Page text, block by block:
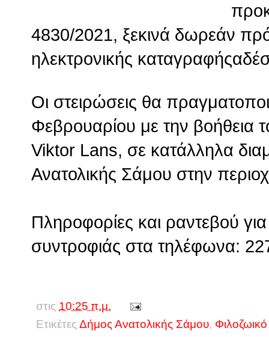
4830/2021, ξεκινά δωρεάν
ηλεκτρονικής
Οι στειρώσεις θα
Φεβρουαρίου με την βοήθεια
Viktor Lans, σε κατάλληλα
Ανατολικής Σάμου στην
Πληροφορίες και ραντεβού
συντροφιάς στα τηλέφωνα:
στις 10:25 π.μ.
Ετικέτες Δήμος Ανατολικής Σάμου,